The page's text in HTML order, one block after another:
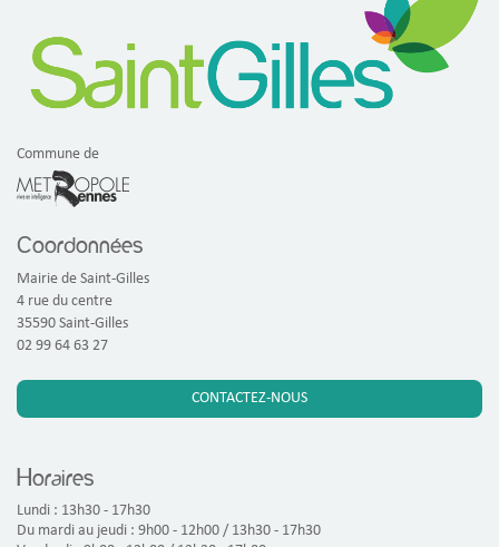
Commune de
Coordonnées
Mairie de Saint-Gilles
4 rue du centre
35590 Saint-Gilles
02 99 64 63 27
CONTACTEZ-NOUS
Horaires
Lundi : 13h30 - 17h30
Du mardi au jeudi : 9h00 - 12h00 / 13h30 - 17h30